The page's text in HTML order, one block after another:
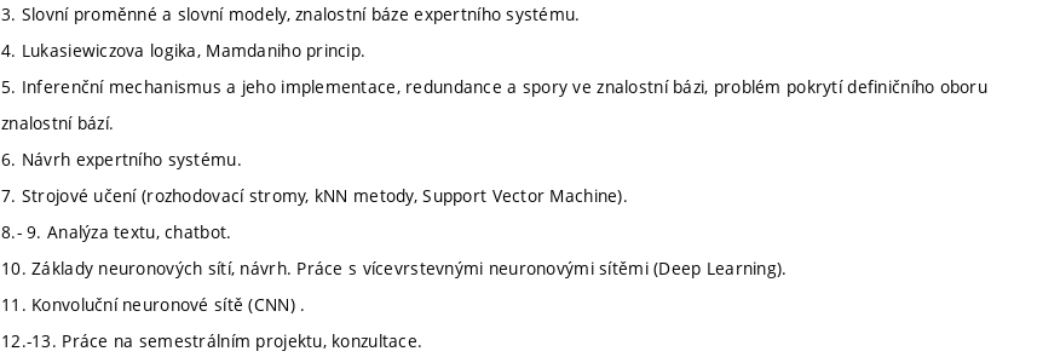
3. Slovní proměnné a slovní modely, znalostní báze expertního systému.
4. Lukasiewiczova logika, Mamdaniho princip.
5. Inferenční mechanismus a jeho implementace, redundance a spory ve znalostní bázi, problém pokrytí definičního oboru
znalostní bází.
6. Návrh expertního systému.
7. Strojové učení (rozhodovací stromy, kNN metody, Support Vector Machine).
8.- 9. Analýza textu, chatbot.
10. Základy neuronových sítí, návrh. Práce s vícevrstevnými neuronovými sítěmi (Deep Learning).
11. Konvoluční neuronové sítě (CNN) .
12.-13. Práce na semestrálním projektu, konzultace.